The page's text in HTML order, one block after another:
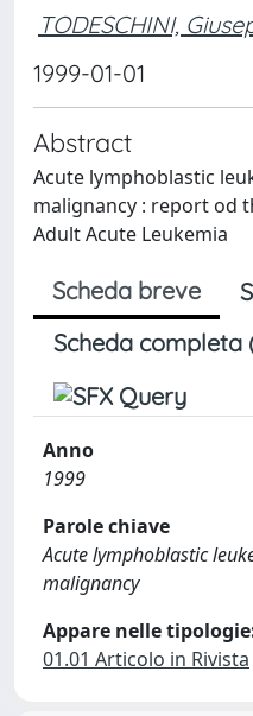
TODESCHINI,
1999-01-01
Abstract
Acute lymphoblastic
malignancy : report od
Adult Acute Leukemia
Scheda breve
Scheda completa
Anno
1999
Parole chiave
Acute lymphoblastic
malignancy
Appare nelle
01.01 Articolo in Rivista